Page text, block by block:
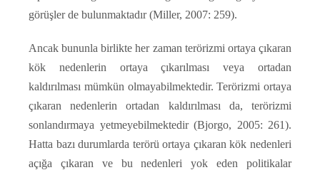
görüşler de bulunmaktadır (Miller, 2007: 259).
Ancak bununla birlikte her zaman terörizmi ortaya çıkaran
kök nedenlerin ortaya çıkarılması veya ortadan
kaldırılması mümkün olmayabilmektedir. Terörizmi ortaya
çıkaran nedenlerin ortadan kaldırılması da, terörizmi
sonlandırmaya yetmeyebilmektedir (Bjorgo, 2005: 261).
Hatta bazı durumlarda terörü ortaya çıkaran kök nedenleri
açığa çıkaran ve bu nedenleri yok eden politikalar